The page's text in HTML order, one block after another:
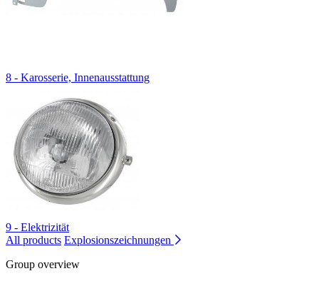
8 - Karosserie, Innenausstattung
9 - Elektrizität
All products Explosionszeichnungen
Group overview